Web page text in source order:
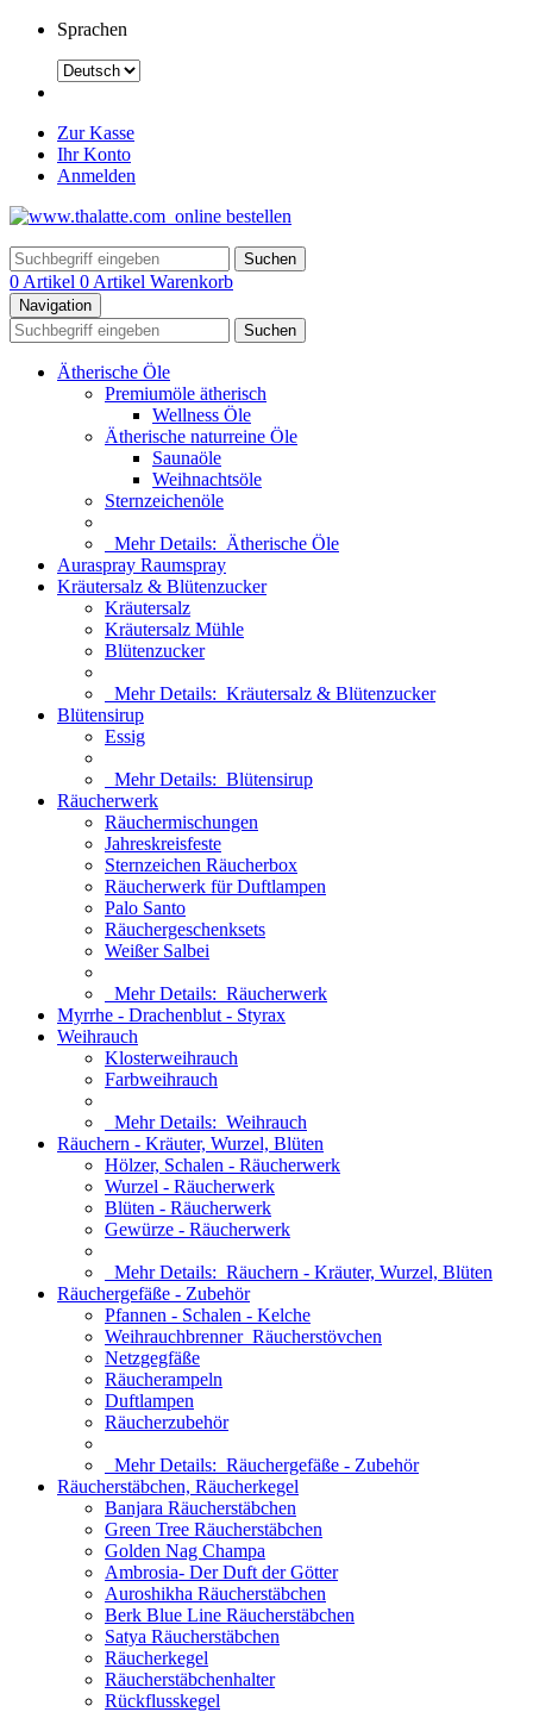
Sprachen
Zur Kasse
Ihr Konto
Anmelden
Suchen
0 Artikel 0 Artikel Warenkorb
Navigation
Suchen
Ätherische Öle
Premiumöle ätherisch
Wellness Öle
Ätherische naturreine Öle
Saunaöle
Weihnachtsöle
Sternzeichenöle
Mehr Details: Ätherische Öle
Auraspray Raumspray
Kräutersalz & Blütenzucker
Kräutersalz
Kräutersalz Mühle
Blütenzucker
Mehr Details: Kräutersalz & Blütenzucker
Blütensirup
Essig
Mehr Details: Blütensirup
Räucherwerk
Räuchermischungen
Jahreskreisfeste
Sternzeichen Räucherbox
Räucherwerk für Duftlampen
Palo Santo
Räuchergeschenksets
Weißer Salbei
Mehr Details: Räucherwerk
Myrrhe - Drachenblut - Styrax
Weihrauch
Klosterweihrauch
Farbweihrauch
Mehr Details: Weihrauch
Räuchern - Kräuter, Wurzel, Blüten
Hölzer, Schalen - Räucherwerk
Wurzel - Räucherwerk
Blüten - Räucherwerk
Gewürze - Räucherwerk
Mehr Details: Räuchern - Kräuter, Wurzel, Blüten
Räuchergefäße - Zubehör
Pfannen - Schalen - Kelche
Weihrauchbrenner_Räucherstövchen
Netzgegfäße
Räucherampeln
Duftlampen
Räucherzubehör
Mehr Details: Räuchergefäße - Zubehör
Räucherstäbchen, Räucherkegel
Banjara Räucherstäbchen
Green Tree Räucherstäbchen
Golden Nag Champa
Ambrosia- Der Duft der Götter
Auroshikha Räucherstäbchen
Berk Blue Line Räucherstäbchen
Satya Räucherstäbchen
Räucherkegel
Räucherstäbchenhalter
Rückflusskegel